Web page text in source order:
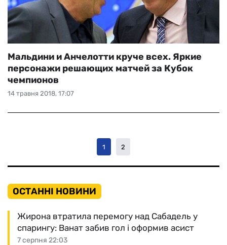
14 травня 2018, 17:07
Мальдини и Анчелотти круче всех. Яркие
персонажи решающих матчей за Кубок
чемпионов
1 2
ОСТАННІ НОВИНИ
7 серпня 22:03
Жирона втратила перемогу над Сабадель у
спарингу: Ванат забив гол і оформив асист